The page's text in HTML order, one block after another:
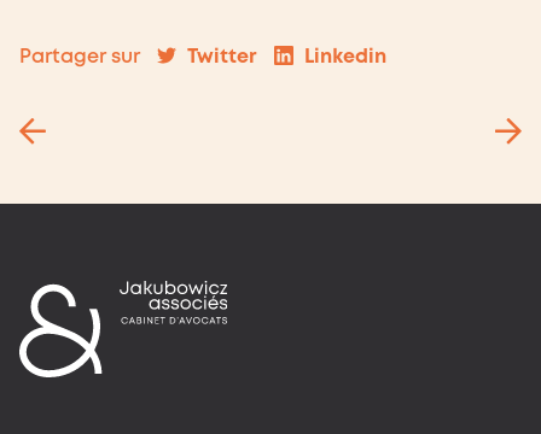
Partager sur Twitter Linkedin